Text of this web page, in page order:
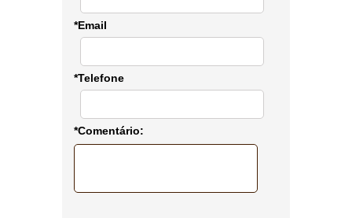
*Email
*Telefone
*Comentário: